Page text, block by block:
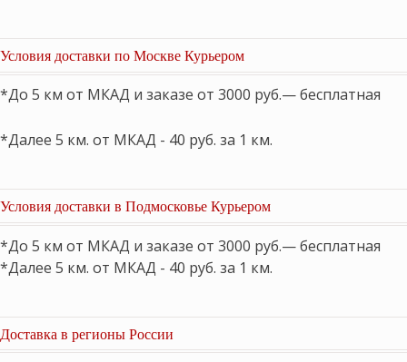
Условия доставки по Москве Курьером
*До 5 км от МКАД и заказе от 3000 руб.— бесплатная
*Далее 5 км. от МКАД - 40 руб. за 1 км.
Условия доставки в Подмосковье Курьером
*До 5 км от МКАД и заказе от 3000 руб.— бесплатная
*Далее 5 км. от МКАД - 40 руб. за 1 км.
Доставка в регионы России